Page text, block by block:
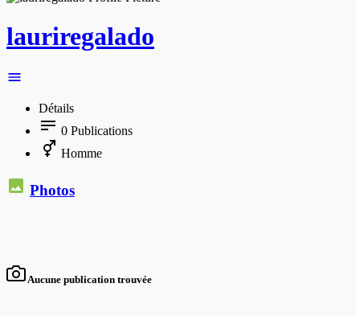
lauriregalado
Détails
0 Publications
Homme
Photos
Aucune publication trouvée